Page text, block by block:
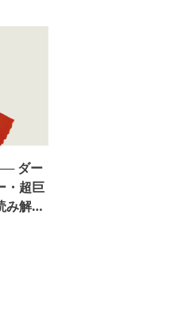
ダー
・超巨
み解く